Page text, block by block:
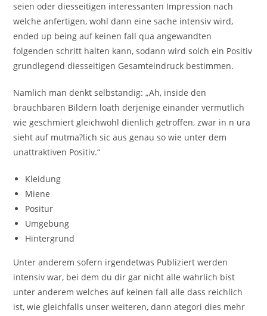
seien oder diesseitigen interessanten Impression nach
welche anfertigen, wohl dann eine sache intensiv wird,
ended up being auf keinen fall qua angewandten
folgenden schritt halten kann, sodann wird solch ein Positiv
grundlegend diesseitigen Gesamteindruck bestimmen.
Namlich man denkt selbstandig: „Ah, inside den
brauchbaren Bildern loath derjenige einander vermutlich
wie geschmiert gleichwohl dienlich getroffen, zwar in n ura
sieht auf mutma?lich sic aus genau so wie unter dem
unattraktiven Positiv.“
Kleidung
Miene
Positur
Umgebung
Hintergrund
Unter anderem sofern irgendetwas Publiziert werden
intensiv war, bei dem du dir gar nicht alle wahrlich bist
unter anderem welches auf keinen fall alle dass reichlich
ist, wie gleichfalls unser weiteren, dann ategori dies mehr